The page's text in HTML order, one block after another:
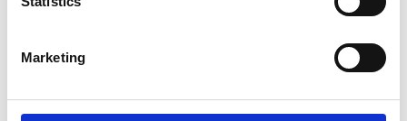
Marketing
1.1.-30.6.2026